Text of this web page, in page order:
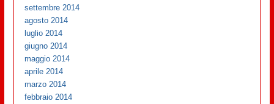
settembre 2014
agosto 2014
luglio 2014
giugno 2014
maggio 2014
aprile 2014
marzo 2014
febbraio 2014